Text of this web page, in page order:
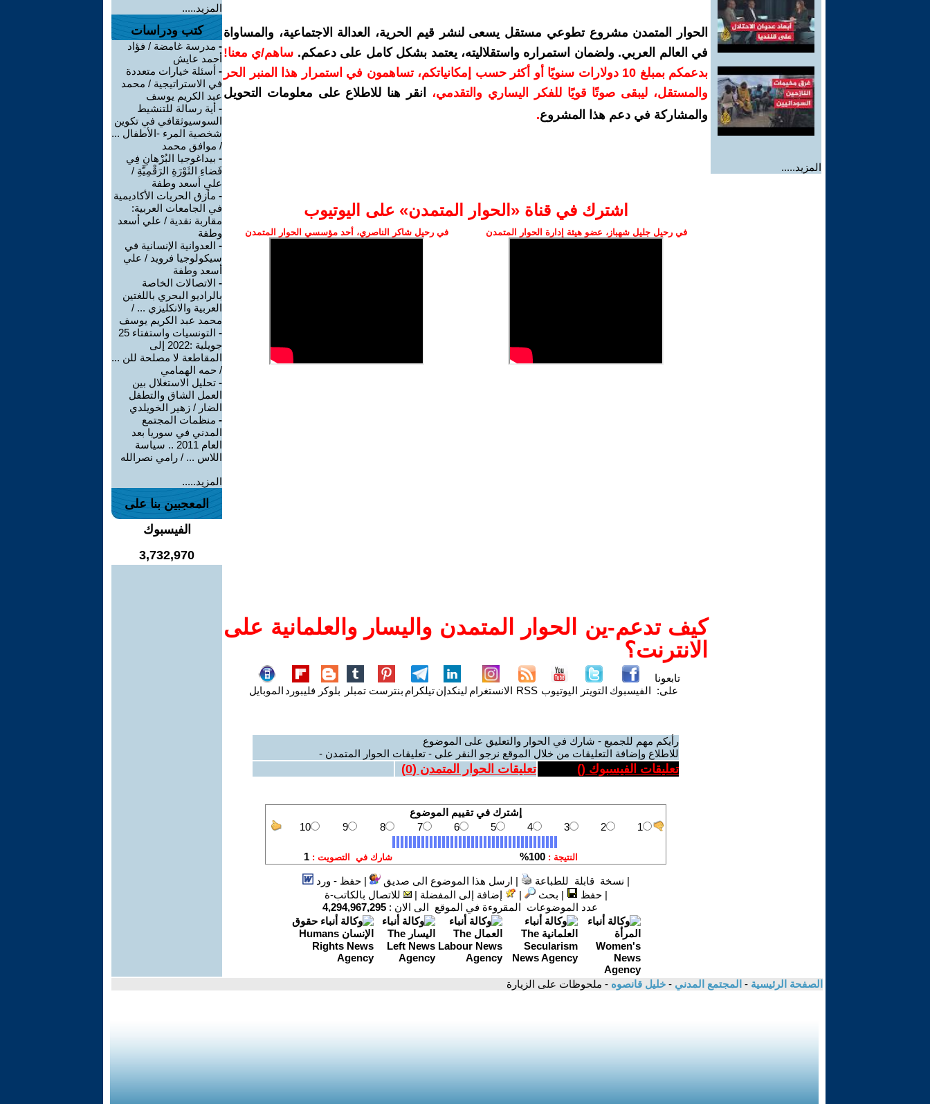
المزيد.....
الحوار المتمدن مشروع تطوعي مستقل يسعى لنشر قيم الحرية، العدالة الاجتماعية، والمساواة
في العالم العربي. ولضمان استمراره واستقلاليته، يعتمد بشكل كامل على دعمكم. ساهم/ي معنا!
بدعمكم بمبلغ 10 دولارات سنويًا أو أكثر حسب إمكانياتكم، تساهمون في استمرار هذا المنبر الحر
والمستقل، ليبقى صوتًا قويًا للفكر اليساري والتقدمي،
انقر هنا للاطلاع على معلومات التحويل
والمشاركة في دعم هذا المشروع.
اشترك في قناة ‫«الحوار المتمدن» على اليوتيوب
في رحيل جليل شهباز، عضو هيئة إدارة الحوار المتمدن في رحيل شاكر الناصري، أحد مؤسسي الحوار المتمدن
كيف تدعم-ين الحوار المتمدن واليسار والعلمانية على
الانترنت؟
تابعونا
على: الفيسبوك التويتر اليوتيوب RSS الانستغرام لينكدإنتيلكرام بنترست تمبلر بلوكر فليبورد الموبايل
رأيكم مهم للجميع - شارك في الحوار والتعليق على الموضوع
للاطلاع وإضافة التعليقات من خلال الموقع نرجو النقر على - تعليقات الحوار المتمدن -
تعليقات الفيسبوك () تعليقات الحوار المتمدن (0
)
| نسخة قابلة للطباعة | ارسل هذا الموضوع الى صديق |حفظ - ورد
|حفظ | بحث | إضافة إلى المفضلة |
للاتصال بالكاتب-ة
عدد الموضوعات المقروءة في الموقع الى الان : 4,294,967,295
المزيد.....
كتب ودراسات
- مدرسة غامضة / فؤاد
أحمد عايش
- أسئلة خيارات متعددة
في الاستراتيجية / محمد
عبد الكريم يوسف
- أية رسالة للتنشيط
السوسيوثقافي في تكوين
شخصية المرء -الأطفال ...
/ موافق محمد
- بيداغوجيا البُرْهانِ فِي
فَضاءِ الثَوْرَةِ الرَقْمِيَّةِ /
علي أسعد وطفة
- مأزق الحريات الأكاديمية
في الجامعات العربية:
مقاربة نقدية / علي أسعد
وطفة
- العدوانية الإنسانية في
سيكولوجيا فرويد / علي
أسعد وطفة
- الاتصالات الخاصة
بالراديو البحري باللغتين
العربية والانكليزي ... /
محمد عبد الكريم يوسف
-
التونسيات واستفتاء 25
جويلية :2022 إلى
المقاطعة لا مصلحة للن ...
/ حمه الهمامي
- تحليل الاستغلال بين
العمل الشاق والتطفل
الضار / زهير الخويلدي
- منظمات المجتمع
المدني في سوريا بعد
العام 2011 .. سياسة
اللاس ... / رامي نصرالله
المزيد.....
المعجبين بنا على
الفيسبوك
3,732,970
الصفحة الرئيسية - المجتمع المدني - خليل قانصوه - ملحوظات على الزيارة